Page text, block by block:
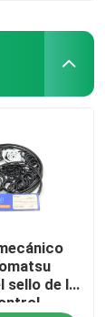
sello de la